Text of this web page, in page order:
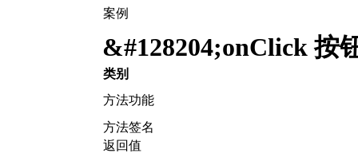
案例
&#128204;onClick 按
类别
方法功能
方法签名
返回值